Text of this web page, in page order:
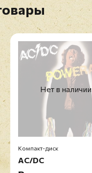
Нет в наличии
Компакт-диск
AC/DC